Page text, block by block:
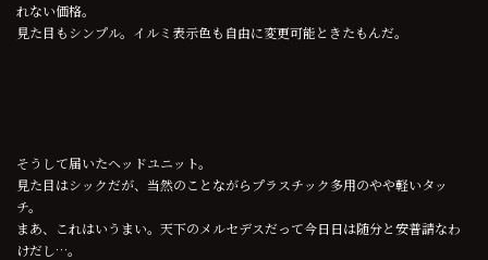
れない価格。
見た目もシンプル。イルミ表示色も自由に変更可能ときたもんだ。
そうして届いたヘッドユニット。
見た目はシックだが、当然のことながらプラスチック多用のやや軽いタッ
チ。
まあ、これはいうまい。天下のメルセデスだって今日日は随分と安普請なわ
けだし…。